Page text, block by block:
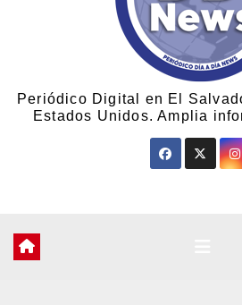
Periódico Digital en El
Estados Unidos. Amplia